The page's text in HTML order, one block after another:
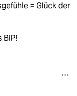
= Glück der
BIP!